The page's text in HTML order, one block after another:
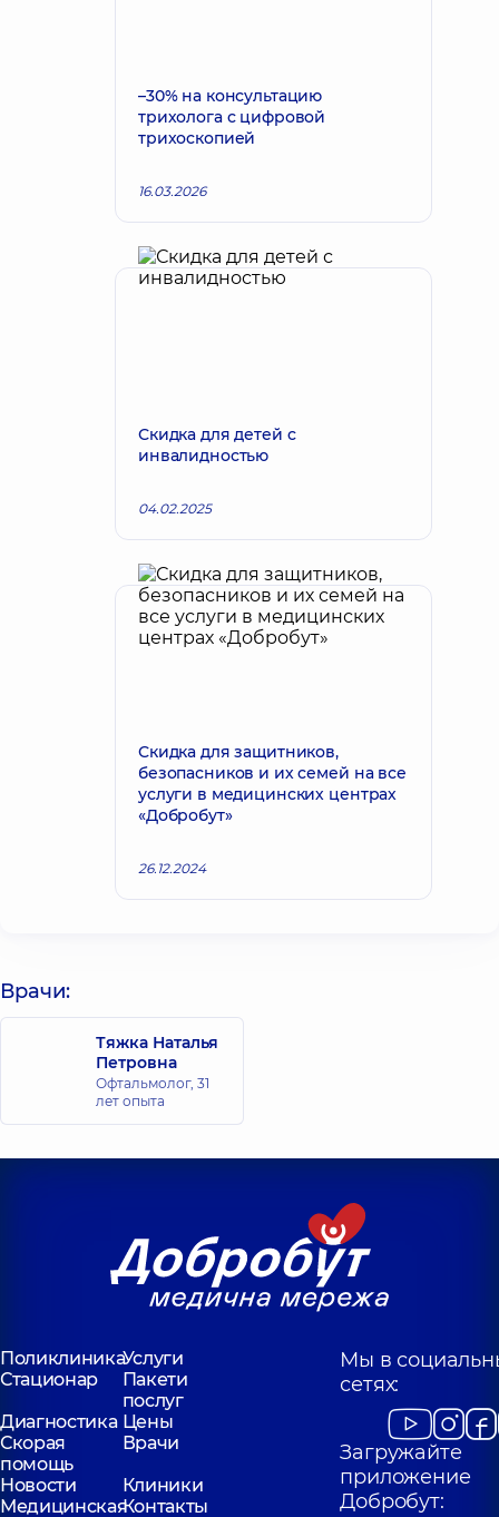
–30% на консультацию
трихолога с цифровой
трихоскопией
16.03.2026
Скидка для детей с
инвалидностью
04.02.2025
Скидка для защитников,
безопасников и их семей на все
услуги в медицинских центрах
«Добробут»
26.12.2024
Врачи:
Тяжка Наталья
Петровна
Офтальмолог, 31
лет опыта
ПоликлиникаУслуги
Стационар
Пакети
послуг
Диагностика Цены
Скорая
помощь
Врачи
Новости
Клиники
МедицинскаяКонтакты
Мы в
сетях:
Загружайте
приложение
Добробут: